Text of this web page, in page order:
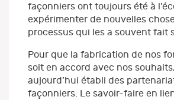
façonniers ont toujours été à
expérimenter de nouvelles
processus qui les a souvent fait
Pour que la fabrication de nos
soit en accord avec nos
aujourd’hui établi des
façonniers. Le savoir-faire en